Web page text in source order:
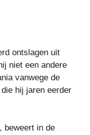
ontslagen uit
niet een andere
vanwege de
hij jaren eerder
beweert in de